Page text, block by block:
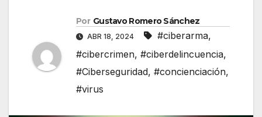
Por Gustavo Romero Sánchez
ABR 18, 2024 #ciberarma,
#cibercrimen, #ciberdelincuencia,
#Ciberseguridad, #concienciación,
#virus